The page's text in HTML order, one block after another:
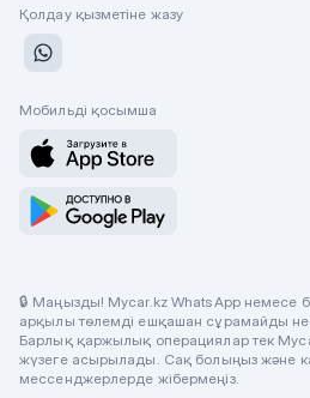
Қолдау қызметіне жазу
Мобильді қосымша
🔒 Маңызды! Mycar.kz WhatsApp немесе
арқылы төлемді ешқашан сұрамайды
Барлық қаржылық операциялар тек
жүзеге асырылады. Сақ болыңыз және
мессенджерлерде жібермеңіз.